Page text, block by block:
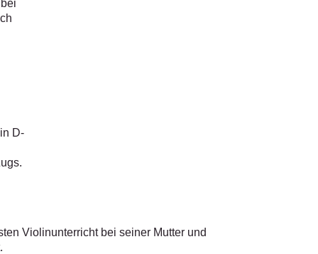
D-
Violinunterricht bei seiner Mutter und